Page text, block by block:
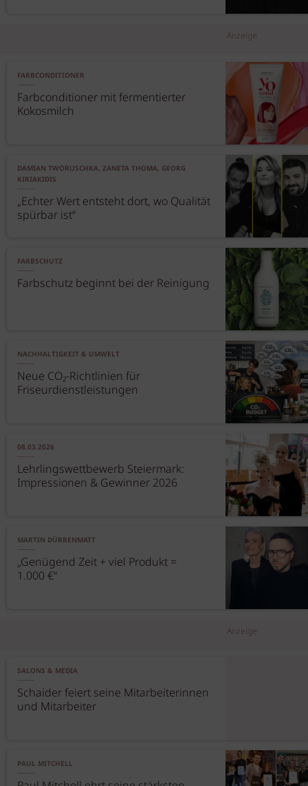
Anzeige
FARBCONDITIONER
Farbconditioner mit fermentierter
Kokosmilch
DAMIAN TWORUSCHKA, ZANETA THOMA, GEORG
KIRIAKIDIS
„Echter Wert entsteht dort, wo Qualität
spürbar ist“
FARBSCHUTZ
Farbschutz beginnt bei der Reinigung
NACHHALTIGKEIT & UMWELT
Neue CO₂-Richtlinien für
Friseurdienstleistungen
08.03.2026
Lehrlingswettbewerb Steiermark:
Impressionen & Gewinner 2026
MARTIN DÜRRENMATT
„Genügend Zeit + viel Produkt =
1.000 €“
Anzeige
SALONS & MEDIA
Schaider feiert seine Mitarbeiterinnen
und Mitarbeiter
PAUL MITCHELL